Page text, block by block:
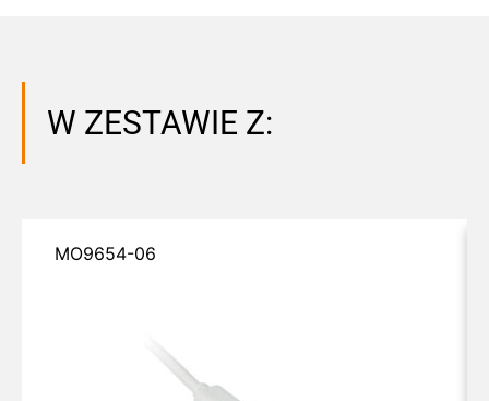
W ZESTAWIE Z:
MO9654-06